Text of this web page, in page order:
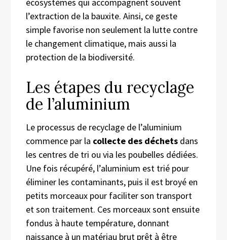
l’extraction de la bauxite. Ainsi, ce geste
simple favorise non seulement la lutte contre
le changement climatique, mais aussi la
protection de la biodiversité.
Les étapes du recyclage
de l’aluminium
Le processus de recyclage de l’aluminium
commence par la collecte des déchets dans
les centres de tri ou via les poubelles dédiées.
Une fois récupéré, l’aluminium est trié pour
éliminer les contaminants, puis il est broyé en
petits morceaux pour faciliter son transport
et son traitement. Ces morceaux sont ensuite
fondus à haute température, donnant
naissance à un matériau brut prêt à être